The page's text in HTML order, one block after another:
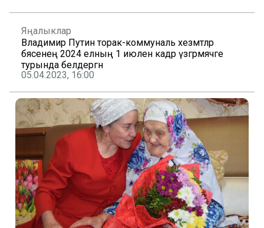
Яңалыклар
Владимир Путин торак-коммуналь хезмәтләр
бәясенең 2024 елның 1 июленә кадәр үзгәрмәячәге
турында белдергән
05.04.2023, 16:00